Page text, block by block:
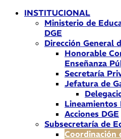
INSTITUCIONAL
Ministerio de
DGE
Dirección General
Honorable
Enseñanza
Secretaría
Jefatura de
Lineamientos
Acciones DGE
Subsecretaría de
Coordinación